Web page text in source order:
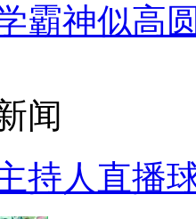
霸神似高
闻
持人直播